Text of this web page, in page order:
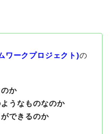
ワークプロジェクト)の
か
うなものなのか
できるのか